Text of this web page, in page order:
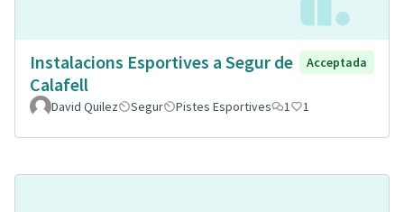
Instalacions Esportives a Segur de
Calafell
Acceptada
David Quilez Segur Pistes Esportives 1 1